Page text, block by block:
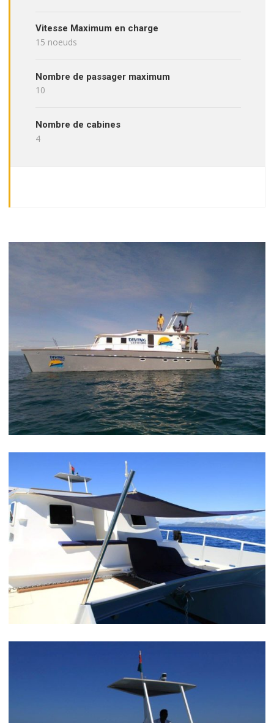
Vitesse Maximum en charge
15 noeuds
Nombre de passager maximum
10
Nombre de cabines
4